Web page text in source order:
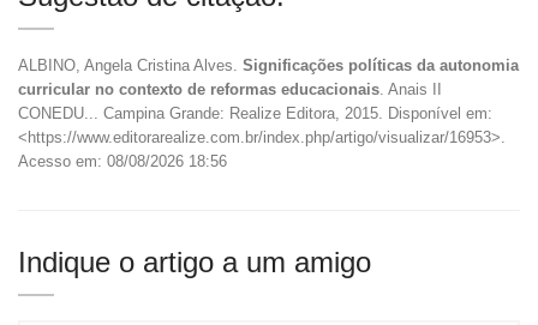
ALBINO, Angela Cristina Alves. Significações políticas da autonomia
curricular no contexto de reformas educacionais . Anais II
CONEDU... Campina Grande: Realize Editora, 2015. Disponível em:
<https://www.editorarealize.com.br/index.php/artigo/visualizar/16953>.
Acesso em: 08/08/2026 18:56
Indique o artigo a um amigo